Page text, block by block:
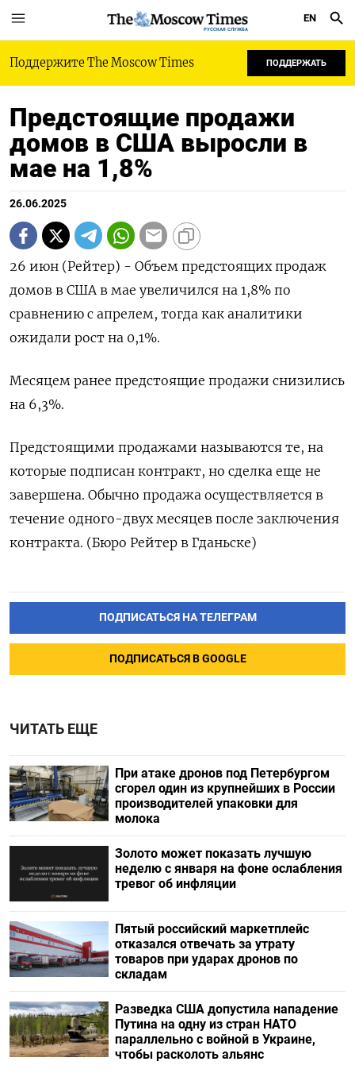
РУССКАЯ СЛУЖБА
EN
Поддержите The Moscow Times ПОДДЕРЖАТЬ
Предстоящие продажи
домов в США выросли в
мае на 1,8%
26.06.2025
26 июн (Рейтер) - Объем предстоящих продаж
домов в США в мае увеличился на 1,8% по
сравнению с апрелем, тогда как аналитики
ожидали рост на 0,1%.
Месяцем ранее предстоящие продажи снизились
на 6,3%.
Предстоящими продажами называются те, на
которые подписан контракт, но сделка еще не
завершена. Обычно продажа осуществляется в
течение одного-двух месяцев после заключения
контракта. (Бюро Рейтер в Гданьске)
ПОДПИСАТЬСЯ НА ТЕЛЕГРАМ
ПОДПИСАТЬСЯ В GOOGLE
ЧИТАТЬ ЕЩЕ
При атаке дронов под Петербургом
сгорел один из крупнейших в России
производителей упаковки для
молока
Золото может показать лучшую
неделю с января на фоне ослабления
тревог об инфляции
Пятый российский маркетплейс
отказался отвечать за утрату
товаров при ударах дронов по
складам
Разведка США допустила нападение
Путина на одну из стран НАТО
параллельно с войной в Украине,
чтобы расколоть альянс